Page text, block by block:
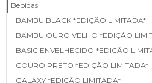
Bebidas
BAMBU BLACK *EDIÇÃO LIMITADA*
BAMBU OURO VELHO *EDIÇÃO
BASIC ENVELHECIDO *EDIÇÃO
COURO PRETO *EDIÇÃO LIMITADA*
GALAXY *EDIÇÃO LIMITADA*